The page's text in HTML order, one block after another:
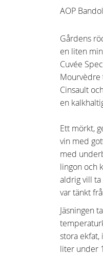
AOP Bandol
Gårdens
en liten
Cuvée
Mourvèdre
Cinsault
en
Ett mörkt,
vin med
med
lingon och
aldrig vill
var tänkt
Jäsningen
stora ekfat,
liter under